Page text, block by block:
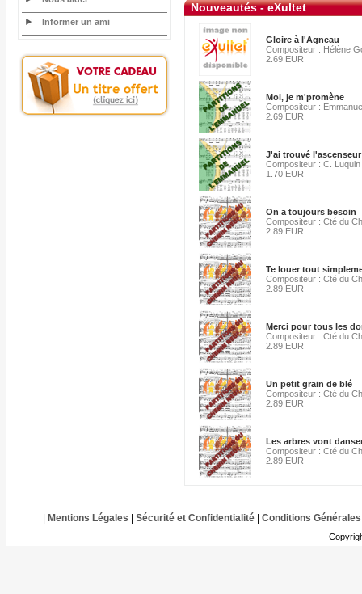
Informer un ami
Nouveautés - eXultet
Gloire à l'Agneau
Compositeur : Hélène
2.69 EUR
Moi, je m'promène
Compositeur :
2.69 EUR
J'ai trouvé l'ascenseur
Compositeur : C. Luquin
1.70 EUR
On a toujours besoin
Compositeur : Cté du
2.89 EUR
Te louer tout
Compositeur : Cté du
2.89 EUR
Merci pour tous les
Compositeur : Cté du
2.89 EUR
Un petit grain de blé
Compositeur : Cté du
2.89 EUR
Les arbres vont
Compositeur : Cté du
2.89 EUR
Mentions Légales Sécurité et Confidentialité| Conditions Générales